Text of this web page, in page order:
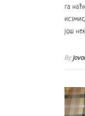
га
још
By